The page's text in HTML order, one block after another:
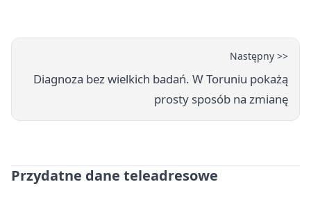
Następny >>
Diagnoza bez wielkich badań. W Toruniu pokażą
prosty sposób na zmianę
Przydatne dane teleadresowe